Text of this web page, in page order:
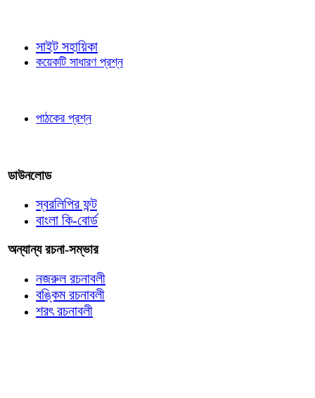
সাইট সহায়িকা
কয়েকটি সাধারণ প্রশ্ন
পাঠকের প্রশ্ন
ডাউনলোড
স্বরলিপির ফন্ট
বাংলা কি-বোর্ড
অন্যান্য রচনা-সম্ভার
নজরুল রচনাবলী
বঙ্কিম রচনাবলী
শরৎ রচনাবলী